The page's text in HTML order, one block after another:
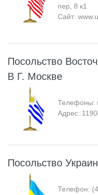
пер, 8 к1
Сайт:
Посольство
В Г. Москве
Телефоны:
Адрес:
Посольство
Телефон: